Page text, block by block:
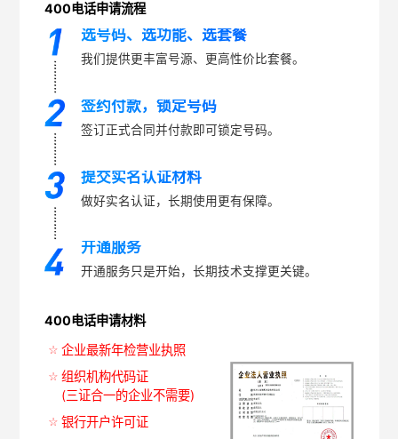
400电话申请流程
选号码、选功能、选套餐
我们提供更丰富号源、更高性价比套餐。
签约付款，锁定号码
签订正式合同并付款即可锁定号码。
提交实名认证材料
做好实名认证，长期使用更有保障。
开通服务
开通服务只是开始，长期技术支撑更关键。
400电话申请材料
企业最新年检营业执照
组织机构代码证
(三证合一的企业不需要)
银行开户许可证